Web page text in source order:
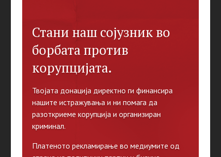
Стани наш сојузник во
борбата против
корупцијата.
Твојата донација директно ги финансира
нашите истражувања и ни помага да
разоткриеме корупција и организиран
криминал.
Платеното рекламирање во медиумите од